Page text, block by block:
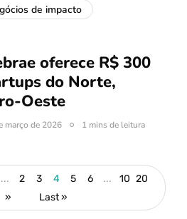
de impacto
oferece R$ 300
do Norte,
Oeste
março de 2026 1 mins de leitura
... 2 3 4 5 6 ... 10 20
» Last »